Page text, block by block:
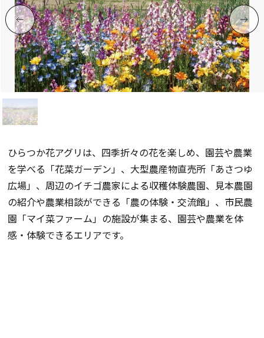
ひらつか花アグリは、四季折々の花を楽しめ、園芸や農業
を学べる「花菜ガーデン」、大型農産物直売所「あさつゆ
広場」、周辺のイチゴ農家による収穫体験農園、見本農園
の紹介や農業相談ができる「農の体験・交流館」、市民農
園「マイ菜ファーム」の施設が集まる、園芸や農業を体
感・体験できるエリアです。